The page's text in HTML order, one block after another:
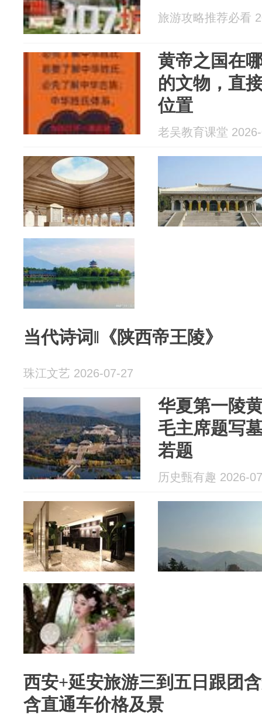
旅游攻略推荐必看
黄帝之国在
的文物，直
位置
老吴教育课堂
当代诗词‖《陕西帝王陵》
珠江文艺 2026-07-27
华夏第一陵
毛主席题写
若题
历史甄有趣 2026-
西安+延安旅游三到五日跟团
含直通车价格及景